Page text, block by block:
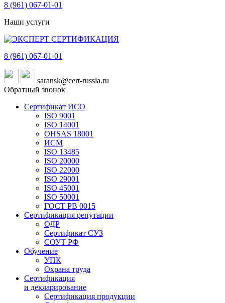
8 (961) 067-01-01
Наши услуги
8 (961) 067-01-01
saransk@cert-russia.ru
Обратный звонок
Сертификат ИСО
ISO 9001
ISO 14001
OHSAS 18001
ИСМ
ISO 13485
ISO 20000
ISO 22000
ISO 29001
ISO 45001
ISO 50001
ГОСТ РВ 0015
Сертификация репутации
ОДР
Сертификат СУЗ
СОУТ РФ
Обучение
УПК
Охрана труда
Сертификация
и декларирование
Сертификация продукции